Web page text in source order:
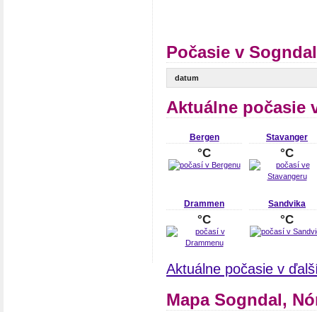
Počasie v
datum
Aktuálne počasie
Bergen
°C
Stavanger
°C
Drammen
°C
Sandvika
°C
Aktuálne počasie v
Mapa Sogndal,